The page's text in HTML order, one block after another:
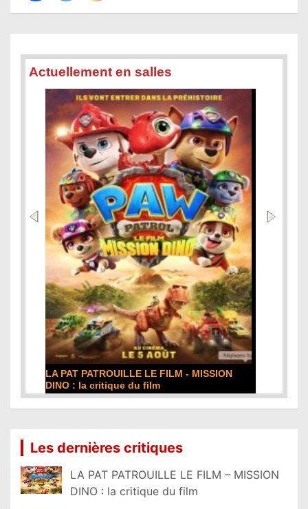
Actuellement en salles
DE LA COMÉDIE-FRANÇAISE : la critique du
film
Les dernières critiques
LA PAT PATROUILLE LE FILM – MISSION
DINO : la critique du film